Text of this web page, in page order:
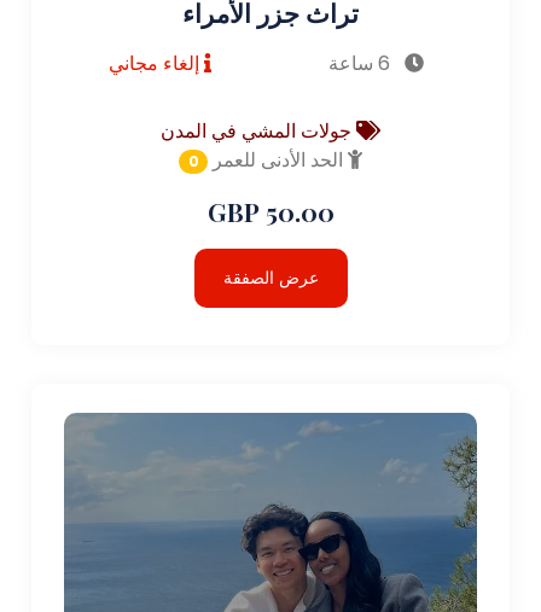
تراث جزر الأمراء
إلغاء مجاني
جولات المشي في المدن
الحد الأدنى للعمر
0
50.00 GBP
عرض الصفقة